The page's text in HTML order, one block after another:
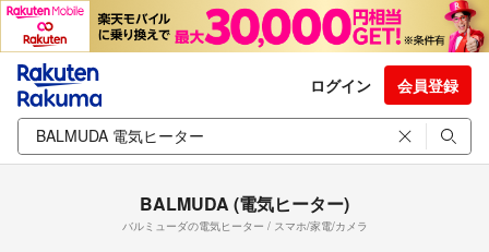
ログイン 会員登録
BALMUDA (電気ヒーター)
バルミューダの電気ヒーター / スマホ/家電/カメラ